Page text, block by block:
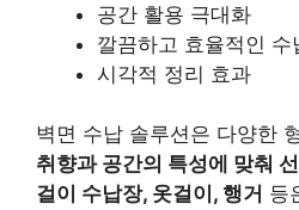
공간 활용 극대화
깔끔하고 효율적인 수
시각적 정리 효과
벽면 수납 솔루션은 다양한
취향과 공간의 특성에 맞춰
걸이 수납장, 옷걸이, 행거 등